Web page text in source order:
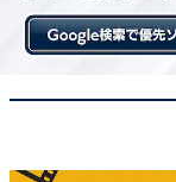
A post
1位は、ロック